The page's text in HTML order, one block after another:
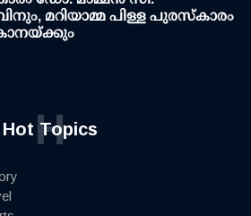
മറിയാമ്മ പിള്ള പുരസ്‌കാരം
Hot Topics
H